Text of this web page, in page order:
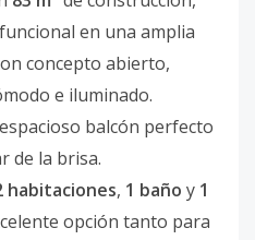
en una amplia
concepto abierto,
e iluminado.
balcón perfecto
de la brisa.
habitaciones, 1 baño y 1
opción tanto para